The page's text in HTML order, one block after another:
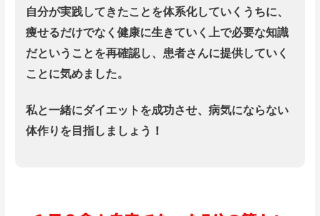
自分が実践してきたことを体系化していくうちに、
痩せるだけでなく健康に生きていく上で必要な知識
だということを再確認し、患者さんに提供していく
ことに気めました。
私と一緒にダイエットを成功させ、病気にならない
体作りを目指しましょう！